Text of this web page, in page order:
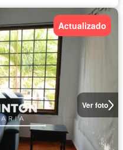
Ver foto
Actualizado